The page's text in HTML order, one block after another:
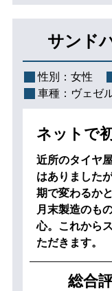
サンド
性別： 女性
車種： ヴェゼ
ネットで
近所のタイヤ
はありました
期で変わるか
月末製造のも
心。これから
ただきます。
総合